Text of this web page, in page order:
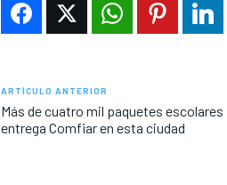
ARTÍCULO ANTERIOR
Más de cuatro mil paquetes escolares
entrega Comfiar en esta ciudad